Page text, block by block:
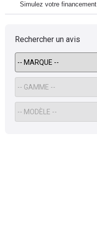
Simulez votre financement
Rechercher un avis